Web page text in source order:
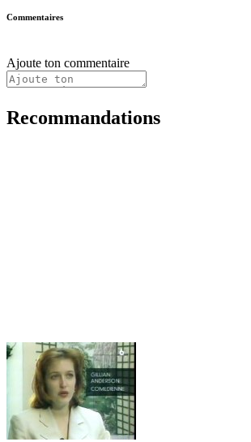
Commentaires
Ajoute ton commentaire
Recommandations